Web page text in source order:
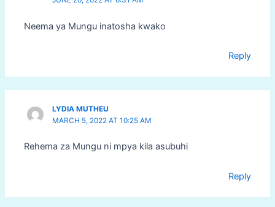
Neema ya Mungu inatosha kwako
Reply
LYDIA MUTHEU
MARCH 5, 2022 AT 10:25 AM
Rehema za Mungu ni mpya kila asubuhi
Reply